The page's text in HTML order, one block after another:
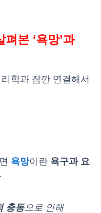
본 ‘욕망’과
학과 잠깐 연결해서
욕망이란 욕구과 요
충동으로 인해